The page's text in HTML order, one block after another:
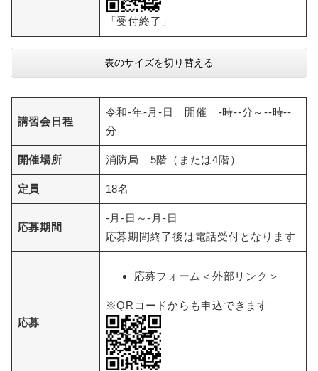
「受付終了」
表のサイズを切り替える
講習会日程
令和-年-月-日 開催 -時--分～--時--
分
開催場所 消防局 5階（または4階）
定員 18名
応募期間
-月-日～-月-日
応募期間終了後は電話受付となります
応募
応募フォーム ＜外部リンク＞
※QRコードからも申込できます